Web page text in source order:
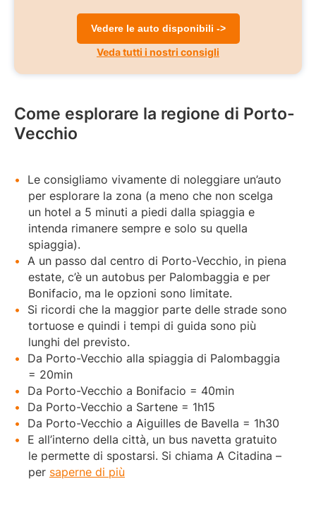
Vedere le auto disponibili ->
Veda tutti i nostri consigli
Come esplorare la regione di Porto-
Vecchio
Le consigliamo vivamente di noleggiare un’auto
per esplorare la zona (a meno che non scelga
un hotel a 5 minuti a piedi dalla spiaggia e
intenda rimanere sempre e solo su quella
spiaggia).
A un passo dal centro di Porto-Vecchio, in piena
estate, c’è un autobus per Palombaggia e per
Bonifacio, ma le opzioni sono limitate.
Si ricordi che la maggior parte delle strade sono
tortuose e quindi i tempi di guida sono più
lunghi del previsto.
Da Porto-Vecchio alla spiaggia di Palombaggia
= 20min
Da Porto-Vecchio a Bonifacio = 40min
Da Porto-Vecchio a Sartene = 1h15
Da Porto-Vecchio a Aiguilles de Bavella = 1h30
E all’interno della città, un bus navetta gratuito
le permette di spostarsi. Si chiama A Citadina –
per saperne di più